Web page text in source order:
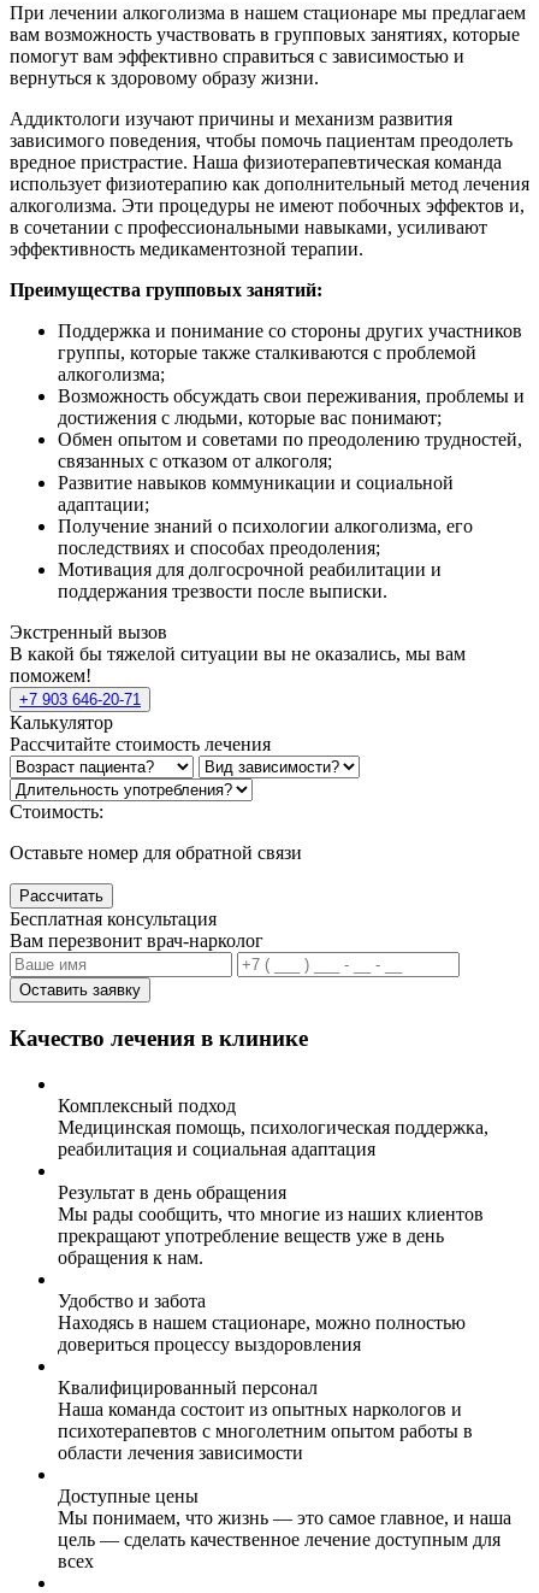
При лечении алкоголизма в нашем стационаре мы предлагаем
вам возможность участвовать в групповых занятиях, которые
помогут вам эффективно справиться с зависимостью и
вернуться к здоровому образу жизни.
Аддиктологи изучают причины и механизм развития
зависимого поведения, чтобы помочь пациентам преодолеть
вредное пристрастие. Наша физиотерапевтическая команда
использует физиотерапию как дополнительный метод лечения
алкоголизма. Эти процедуры не имеют побочных эффектов и,
в сочетании с профессиональными навыками, усиливают
эффективность медикаментозной терапии.
Преимущества групповых занятий:
Поддержка и понимание со стороны других участников
группы, которые также сталкиваются с проблемой
алкоголизма;
Возможность обсуждать свои переживания, проблемы и
достижения с людьми, которые вас понимают;
Обмен опытом и советами по преодолению трудностей,
связанных с отказом от алкоголя;
Развитие навыков коммуникации и социальной
адаптации;
Получение знаний о психологии алкоголизма, его
последствиях и способах преодоления;
Мотивация для долгосрочной реабилитации и
поддержания трезвости после выписки.
Экстренный вызов
В какой бы тяжелой ситуации вы не оказались, мы вам
поможем!
+7 903 646-20-71
Калькулятор
Рассчитайте стоимость лечения
Стоимость:
Оставьте номер для обратной связи
Рассчитать
Бесплатная консультация
Вам перезвонит врач-нарколог
Оставить заявку
Качество лечения в клинике
Комплексный подход
Медицинская помощь, психологическая поддержка,
реабилитация и социальная адаптация
Результат в день обращения
Мы рады сообщить, что многие из наших клиентов
прекращают употребление веществ уже в день
обращения к нам.
Удобство и забота
Находясь в нашем стационаре, можно полностью
довериться процессу выздоровления
Квалифицированный персонал
Наша команда состоит из опытных наркологов и
психотерапевтов с многолетним опытом работы в
области лечения зависимости
Доступные цены
Мы понимаем, что жизнь — это самое главное, и наша
цель — сделать качественное лечение доступным для
всех